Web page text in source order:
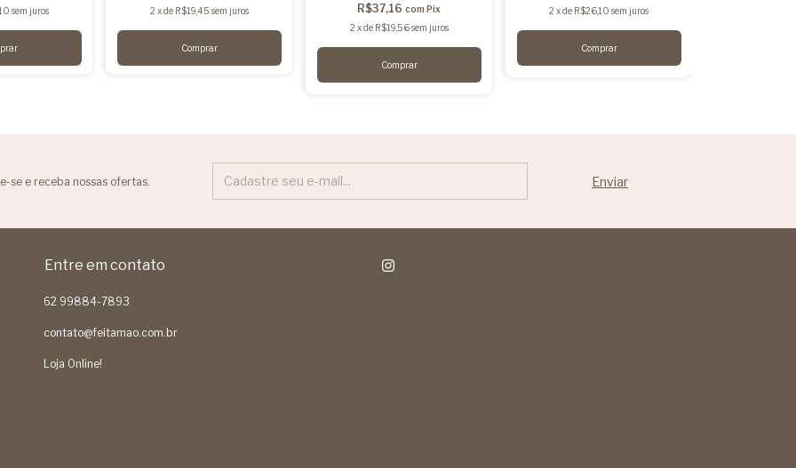
sem juros
2 xde R$19,45 sem juros
Comprar
R$37,16 com Pix
2 xde R$19,56sem juros
2 xde R$26,10 sem juros
se e receba nossas ofertas.
Entre em contato
62 99884-7893
contato@feitamao.com.br
Loja Online!